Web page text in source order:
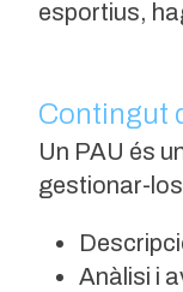
esportius,
Contingut
Un PAU és
gestionar-
Anàlisi i